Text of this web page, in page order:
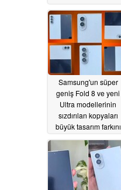
Samsung'un süper
geniş Fold 8 ve yeni
Ultra modellerinin
sızdırılan kopyaları
büyük tasarım farkını
05/31/2026